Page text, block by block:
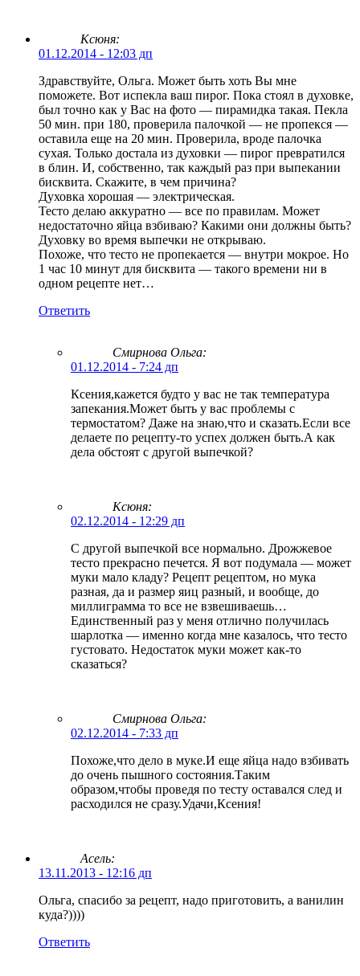
Ксюня:
01.12.2014 - 12:03 дп
Здравствуйте, Ольга. Может быть хоть Вы мне
поможете. Вот испекла ваш пирог. Пока стоял в духовке,
был точно как у Вас на фото — пирамидка такая. Пекла
50 мин. при 180, проверила палочкой — не пропекся —
оставила еще на 20 мин. Проверила, вроде палочка
сухая. Только достала из духовки — пирог превратился
в блин. И, собственно, так каждый раз при выпекании
бисквита. Скажите, в чем причина?
Духовка хорошая — электрическая.
Тесто делаю аккуратно — все по правилам. Может
недостаточно яйца взбиваю? Какими они должны быть?
Духовку во время выпечки не открываю.
Похоже, что тесто не пропекается — внутри мокрое. Но
1 час 10 минут для бисквита — такого времени ни в
одном рецепте нет…
Ответить
Смирнова Ольга:
01.12.2014 - 7:24 дп
Ксения,кажется будто у вас не так температура
запекания.Может быть у вас проблемы с
термостатом? Даже на знаю,что и сказать.Если все
делаете по рецепту-то успех должен быть.А как
дела обстоят с другой выпечкой?
Ксюня:
02.12.2014 - 12:29 дп
С другой выпечкой все нормально. Дрожжевое
тесто прекрасно печется. Я вот подумала — может
муки мало кладу? Рецепт рецептом, но мука
разная, да и размер яиц разный, и вообще, до
миллиграмма то все не взвешиваешь…
Единственный раз у меня отлично получилась
шарлотка — именно когда мне казалось, что тесто
густовато. Недостаток муки может как-то
сказаться?
Смирнова Ольга:
02.12.2014 - 7:33 дп
Похоже,что дело в муке.И еще яйца надо взбивать
до очень пышного состояния.Таким
образом,чтобы проведя по тесту оставался след и
расходился не сразу.Удачи,Ксения!
Асель:
13.11.2013 - 12:16 дп
Ольга, спасибо за рецепт, надо приготовить, а ванилин
куда?))))
Ответить